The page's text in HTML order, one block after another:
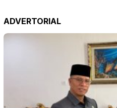
ADVERTORIAL